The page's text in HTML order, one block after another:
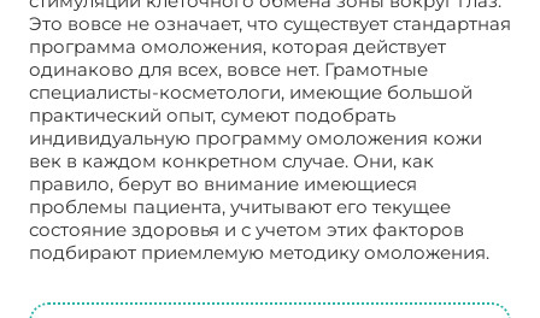
Это вовсе не означает, что существует стандартная
программа омоложения, которая действует
одинаково для всех, вовсе нет. Грамотные
специалисты-косметологи, имеющие большой
практический опыт, сумеют подобрать
индивидуальную программу омоложения кожи
век в каждом конкретном случае. Они, как
правило, берут во внимание имеющиеся
проблемы пациента, учитывают его текущее
состояние здоровья и с учетом этих факторов
подбирают приемлемую методику омоложения.